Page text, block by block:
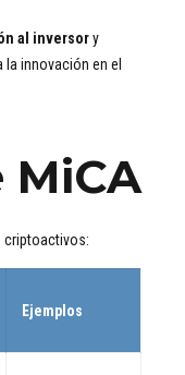
al inversory
innovación en el
MiCA
criptoactivos:
Ejemplos